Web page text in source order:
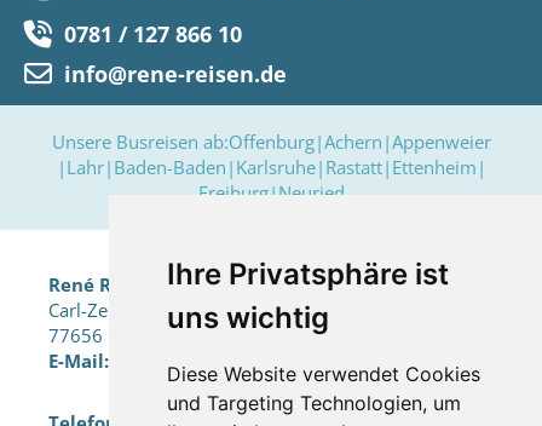
Ihre Privatsphäre ist
uns wichtig
Diese Website verwendet Cookies
und Targeting Technologien, um
0781 / 127 866 10
info@rene-reisen.de
Unsere Busreisen ab:Offenburg|Achern |Appenweier
| Lahr| Baden-Baden | Karlsruhe| Rastatt| Ettenheim |
Freiburg| Neuried
René Reisen e.K.
Carl-Zeiss-Str. 18a
77656 Offenburg
E-Mail: